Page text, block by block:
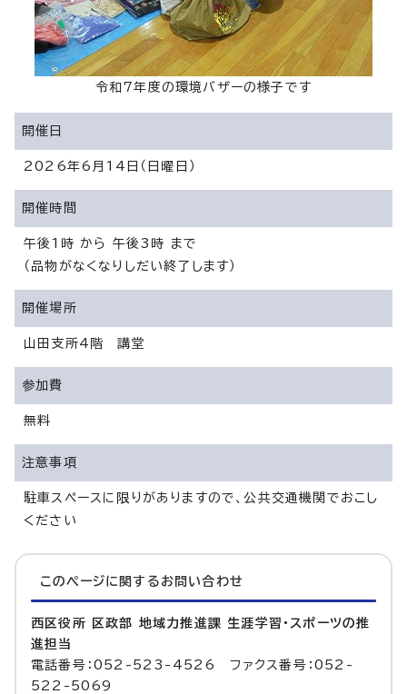
令和7年度の環境バザーの様子です
開催日
2026年6月14日（日曜日）
開催時間
午後1時 から 午後3時 まで
（品物がなくなりしだい終了します）
開催場所
山田支所4階 講堂
参加費
無料
注意事項
駐車スペースに限りがありますので、公共交通機関でおこし
ください
このページに関する お問い合わせ
西区役所 区政部 地域力推進課 生涯学習・スポーツの推
進担当
電話番号：052-523-4526 ファクス番号：052-
522-5069